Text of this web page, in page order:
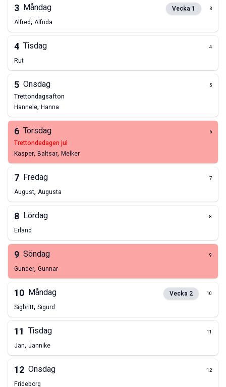
3 Måndag Vecka 1 3
Alfred, Alfrida
4 Tisdag 4
Rut
5 Onsdag 5
trettondagsafton
Hannele, Hanna
6 Torsdag 6
trettondedagen jul
Kasper, Baltsar, Melker
7 Fredag 7
August, Augusta
8 Lördag 8
Erland
9 Söndag 9
Gunder, Gunnar
10 Måndag Vecka 2 10
Sigbritt, Sigurd
11 Tisdag 11
Jan, Jannike
12 Onsdag 12
Frideborg